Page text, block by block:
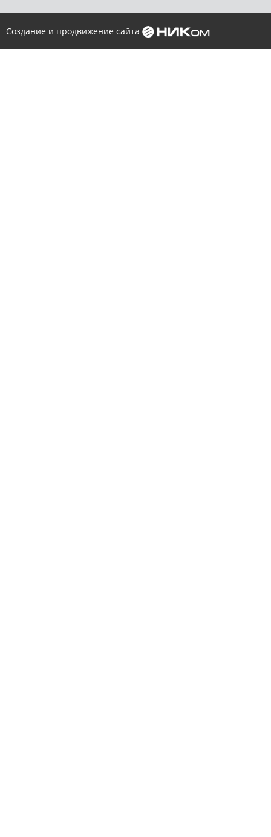
Создание и продвижение сайта